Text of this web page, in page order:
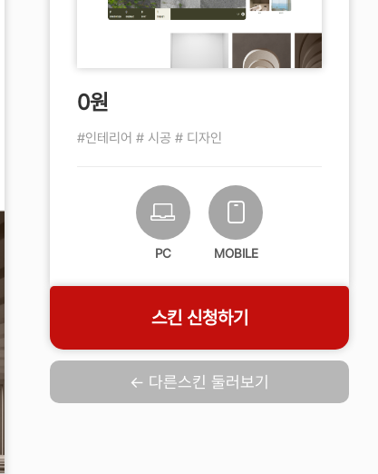
0원
#인테리어 # 시공 # 디자인
PC MOBILE
스킨 신청하기
← 다른스킨 둘러보기